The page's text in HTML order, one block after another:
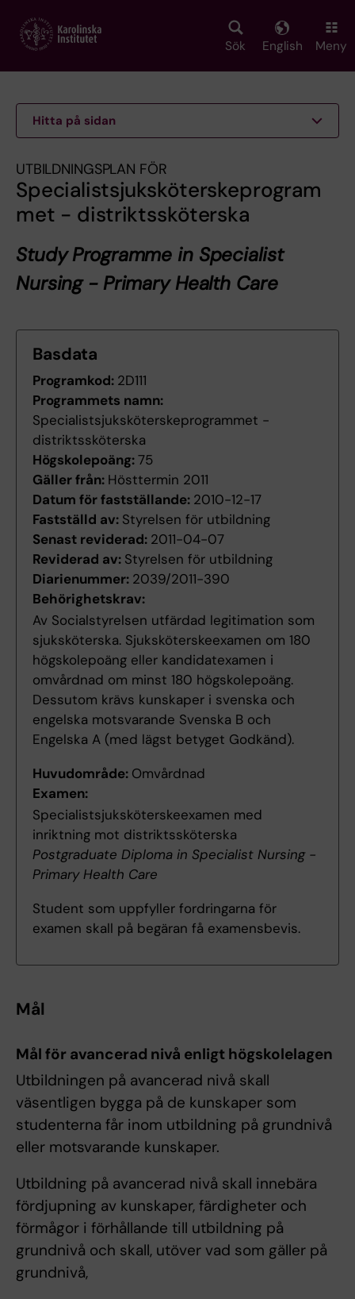
main
Sök English Meny
Hitta på sidan
UTBILDNINGSPLAN FÖR
Specialistsjuksköterskeprogram
met - distriktssköterska
Study Programme in Specialist
Nursing - Primary Health Care
Basdata
Programkod: 2D111
Programmets namn:
Specialistsjuksköterskeprogrammet -
distriktssköterska
Högskolepoäng:75
Gäller från: Hösttermin 2011
Datum för fastställande: 2010-12-17
Fastställd av: Styrelsen för utbildning
Senast reviderad: 2011-04-07
Reviderad av: Styrelsen för utbildning
Diarienummer: 2039/2011-390
Behörighetskrav:
Av Socialstyrelsen utfärdad legitimation som
sjuksköterska. Sjuksköterskeexamen om 180
högskolepoäng eller kandidatexamen i
omvårdnad om minst 180 högskolepoäng.
Dessutom krävs kunskaper i svenska och
engelska motsvarande Svenska B och
Engelska A (med lägst betyget Godkänd).
Huvudområde: Omvårdnad
Examen:
Specialistsjuksköterskeexamen med
inriktning mot distriktssköterska
Postgraduate Diploma in Specialist Nursing -
Primary Health Care
Student som uppfyller fordringarna för
examen skall på begäran få examensbevis.
Mål
Mål för avancerad nivå enligt högskolelagen
Utbildningen på avancerad nivå skall
väsentligen bygga på de kunskaper som
studenterna får inom utbildning på grundnivå
eller motsvarande kunskaper.
Utbildning på avancerad nivå skall innebära
fördjupning av kunskaper, färdigheter och
förmågor i förhållande till utbildning på
grundnivå och skall, utöver vad som gäller på
grundnivå,